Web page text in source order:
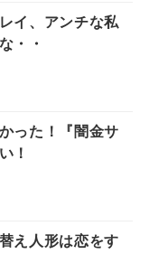
イ、アンチな私
・・
った！『闇金サ
！
え人形は恋をす